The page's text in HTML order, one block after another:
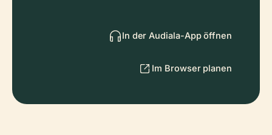
In der Audiala-App öffnen
Im Browser planen